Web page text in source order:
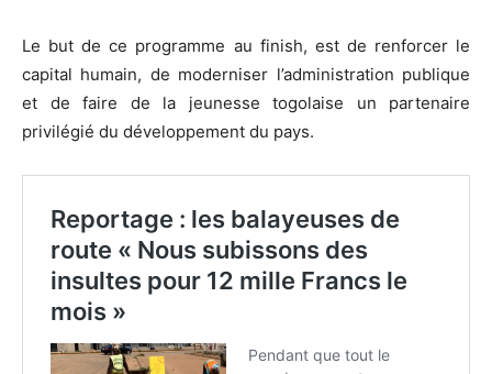
Le but de ce programme au finish, est de renforcer le
capital humain, de moderniser l’administration publique
et de faire de la jeunesse togolaise un partenaire
privilégié du développement du pays.